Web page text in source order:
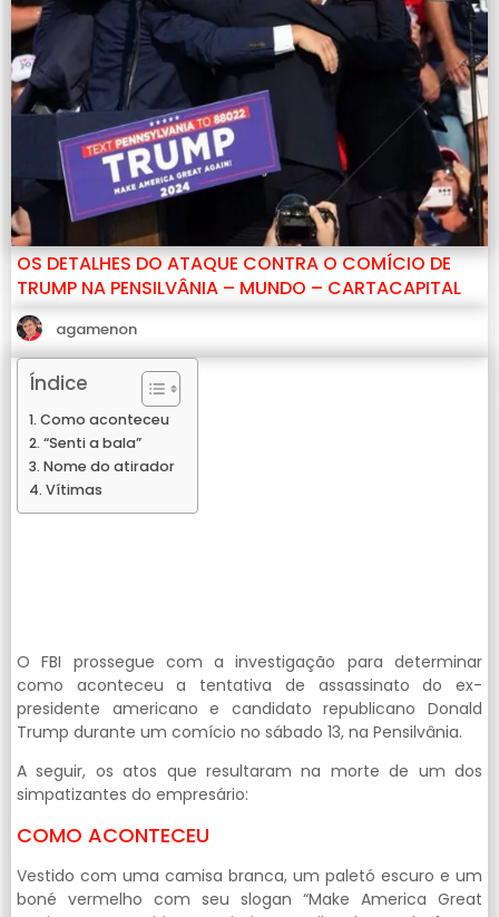
OS DETALHES DO ATAQUE CONTRA O COMÍCIO DE
TRUMP NA PENSILVÂNIA – MUNDO – CARTACAPITAL
agamenon
Índice
Como aconteceu
“Senti a bala”
Nome do atirador
Vítimas
O FBI prossegue com a investigação para determinar
como aconteceu a tentativa de assassinato do ex-
presidente americano e candidato republicano Donald
Trump durante um comício no sábado 13, na Pensilvânia.
A seguir, os atos que resultaram na morte de um dos
simpatizantes do empresário:
COMO ACONTECEU
Vestido com uma camisa branca, um paletó escuro e um
boné vermelho com seu slogan “Make America Great